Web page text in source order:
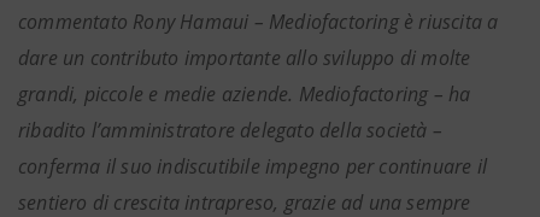
commentato Rony Hamaui – Mediofactoring è riuscita a
dare un contributo importante allo sviluppo di molte
grandi, piccole e medie aziende. Mediofactoring – ha
ribadito l’amministratore delegato della società –
conferma il suo indiscutibile impegno per continuare il
sentiero di crescita intrapreso, grazie ad una sempre